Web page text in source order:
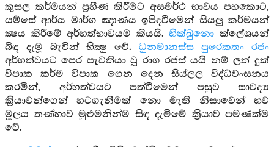
කුසල කර්මයන් ප්‍රහීණ කිරීමට අසමර්ථ භාවය පහකොට,
යම්සේ ආර්ය මාර්ග ඤාණය ඉපිදවීමෙන් සියලු කර්මයන්
ක්‍ෂය කිරීමේ අර්හත්භාවයම කියයි.භික්ඛුනො ක්ලේශයන්
බිඳ දැමූ බැවින් භික්‍ෂු වේ. ධුනමානස්ස පුරෙකතං රජං
අර්හත්වයට පෙර පැවතියා වූ රාග රජස් යයි නම් ලත් දුක්
විපාක කර්ම විපාක ගෙන දෙන සිය්ලල විද්ධ්වංසනය
කරමින්, අර්හත්වයට පත්වීමෙන් පසුව සාවද්‍ය
ක්‍රියාවන්ගෙන් හටගැනීමක් නො මැති නිසාවෙන් භව
මූලය තණ්හාව මුළුමනින්ම සිඳ දැමීමේ ක්‍රියාව පමණක්ම
වේ.